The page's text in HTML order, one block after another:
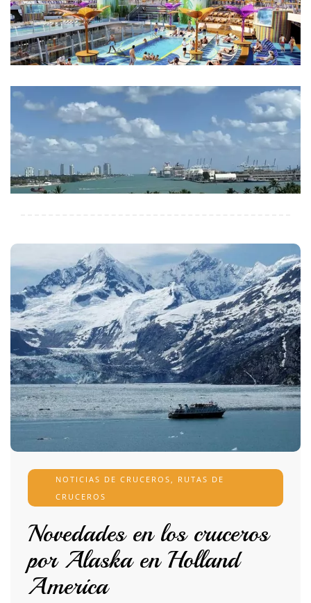
NOTICIAS DE CRUCEROS, RUTAS DE
CRUCEROS
Novedades en los cruceros
por Alaska en Holland
America